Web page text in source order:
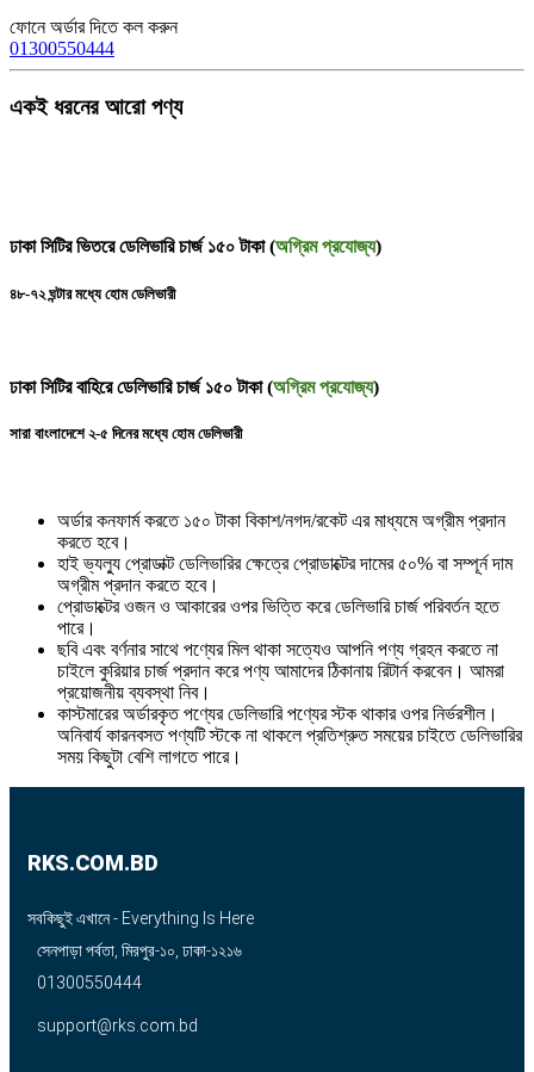
ফোনে অর্ডার দিতে কল করুন
01300550444
একই ধরনের আরো পণ্য
ঢাকা সিটির ভিতরে ডেলিভারি চার্জ ১৫০ টাকা (অগ্রিম প্রযোজ্য)
৪৮-৭২ ঘন্টার মধ্যে হোম ডেলিভারী
ঢাকা সিটির বাহিরে ডেলিভারি চার্জ ১৫০ টাকা (অগ্রিম প্রযোজ্য)
সারা বাংলাদেশে ২-৫ দিনের মধ্যে হোম ডেলিভারী
অর্ডার কনফার্ম করতে ১৫০ টাকা বিকাশ/নগদ/রকেট এর মাধ্যমে অগ্রীম প্রদান
করতে হবে।
হাই ভ্যল্যু প্রোডাক্ট ডেলিভারির ক্ষেত্রে প্রোডাক্টের দামের ৫০% বা সম্পূর্ন দাম
অগ্রীম প্রদান করতে হবে।
প্রোডাক্টের ওজন ও আকারের ওপর ভিত্তি করে ডেলিভারি চার্জ পরিবর্তন হতে
পারে।
ছবি এবং বর্ণনার সাথে পণ্যের মিল থাকা সত্যেও আপনি পণ্য গ্রহন করতে না
চাইলে কুরিয়ার চার্জ প্রদান করে পণ্য আমাদের ঠিকানায় রিটার্ন করবেন। আমরা
প্রয়োজনীয় ব্যবস্থা নিব।
কাস্টমারের অর্ডারকৃত পণ্যের ডেলিভারি পণ্যের স্টক থাকার ওপর নির্ভরশীল।
অনিবার্য কারনবসত পণ্যটি স্টকে না থাকলে প্রতিশ্রুত সময়ের চাইতে ডেলিভারির
সময় কিছুটা বেশি লাগতে পারে।
RKS.COM.BD
সবকিছুই এখানে - Everything Is Here
সেনপাড়া পর্বতা, মিরপুর-১০, ঢাকা-১২১৬
01300550444
support@rks.com.bd